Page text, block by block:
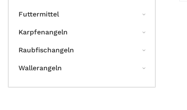
Futtermittel
Karpfenangeln
Raubfischangeln
Wallerangeln